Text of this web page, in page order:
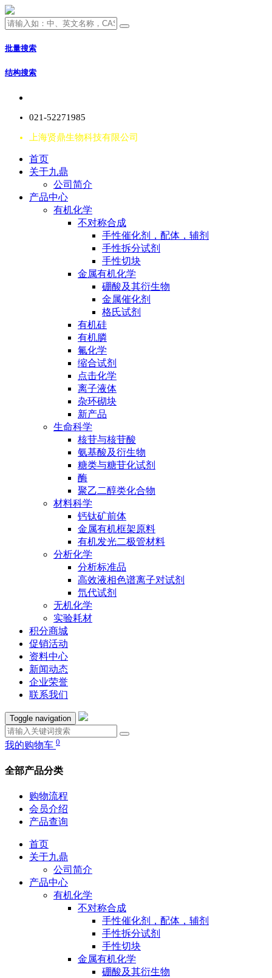
批量搜索
结构搜索
021-52271985
上海贤鼎生物科技有限公司
首页
关于九鼎
公司简介
产品中心
有机化学
不对称合成
手性催化剂，配体，辅剂
手性拆分试剂
手性切块
金属有机化学
硼酸及其衍生物
金属催化剂
格氏试剂
有机硅
有机膦
氟化学
缩合试剂
点击化学
离子液体
杂环砌块
新产品
生命科学
核苷与核苷酸
氨基酸及衍生物
糖类与糖苷化试剂
酶
聚乙二醇类化合物
材料科学
钙钛矿前体
金属有机框架原料
有机发光二极管材料
分析化学
分析标准品
高效液相色谱离子对试剂
氘代试剂
无机化学
实验耗材
积分商城
促销活动
资料中心
新闻动态
企业荣誉
联系我们
Toggle navigation
我的购物车 0
全部产品分类
购物流程
会员介绍
产品查询
首页
关于九鼎
公司简介
产品中心
有机化学
不对称合成
手性催化剂，配体，辅剂
手性拆分试剂
手性切块
金属有机化学
硼酸及其衍生物